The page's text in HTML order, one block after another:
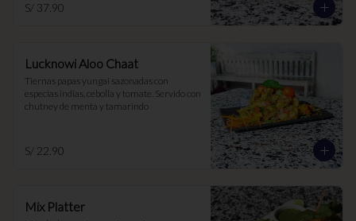
S/ 37.90
Lucknowi Aloo Chaat
Tiernas papas yungai sazonadas con
especias indias, cebolla y tomate. Servido con
chutney de menta y tamarindo
S/ 22.90
Mix Platter